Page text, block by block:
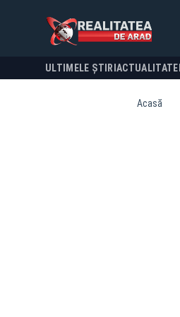
ULTIMELE ȘTIRI ACTUALITATE
Acasă